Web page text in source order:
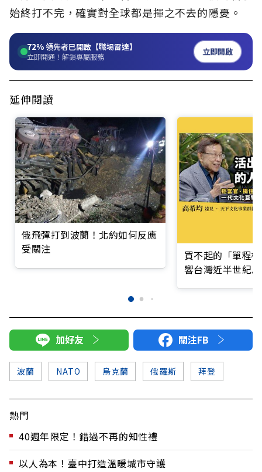
始終打不完，確實對全球都是揮之不去的隱憂。
72%領先者已開啟【職場雷達】
立即開通！解鎖專屬服務 立即開啟
延伸閱讀
俄飛彈打到波蘭！北約如何反應
受關注
買不起的「單程
響台灣近半世紀
加好友 關注FB
波蘭 NATO 烏克蘭 俄羅斯 拜登
熱門
40週年限定！錯過不再的知性禮
以人為本！臺中打造溫暖城市守護